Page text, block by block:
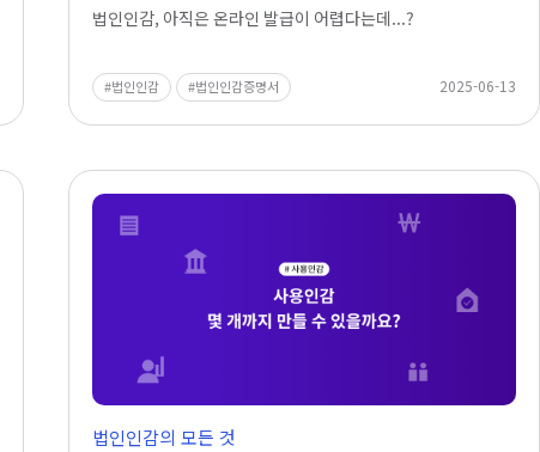
법인인감, 아직은 온라인 발급이 어렵다는데...?
법인인감 법인인감증명서 2025-06-13
법인인감의 모든 것